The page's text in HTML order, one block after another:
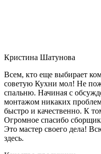
Кристина Шатунова
Всем, кто еще выбирает
советую Кухни мол! Не
спальню. Начиная с
монтажом никаких
быстро и качественно. К
Огромное спасибо
Это мастер своего дела!
здесь.